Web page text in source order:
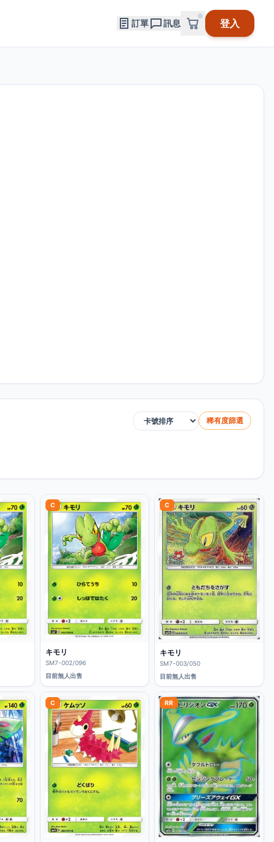
訂單 訊息 登入
排序方式
稀有度篩選
C
キモリ
SM7-002/096
目前無人出售
C
キモリ
SM7-003/050
目前無人出售
C RR